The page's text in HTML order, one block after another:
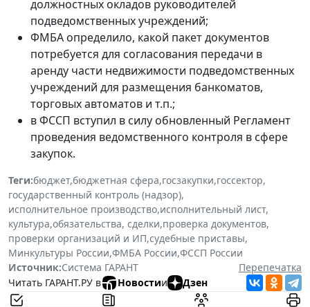
должностных окладов руководителей
подведомственных учреждений;
ФМБА определило, какой пакет документов
потребуется для согласования передачи в
аренду части недвижимости подведомственных
учреждений для размещения банкоматов,
торговых автоматов и т.п.;
в ФССП вступил в силу обновленный Регламент
проведения ведомственного контроля в сфере
закупок.
Теги:бюджет,бюджетная сфера,госзакупки,госсектор,
государственный контроль (надзор),
исполнительное производство,исполнительный лист,
культура,обязательства, сделки,проверка документов,
проверки организаций и ИП,судебные приставы,
Минкультуры России,ФМБА России,ФССП России
Источник:Система ГАРАНТ
Перепечатка
Читать ГАРАНТ.РУ в
Новостии Дзен